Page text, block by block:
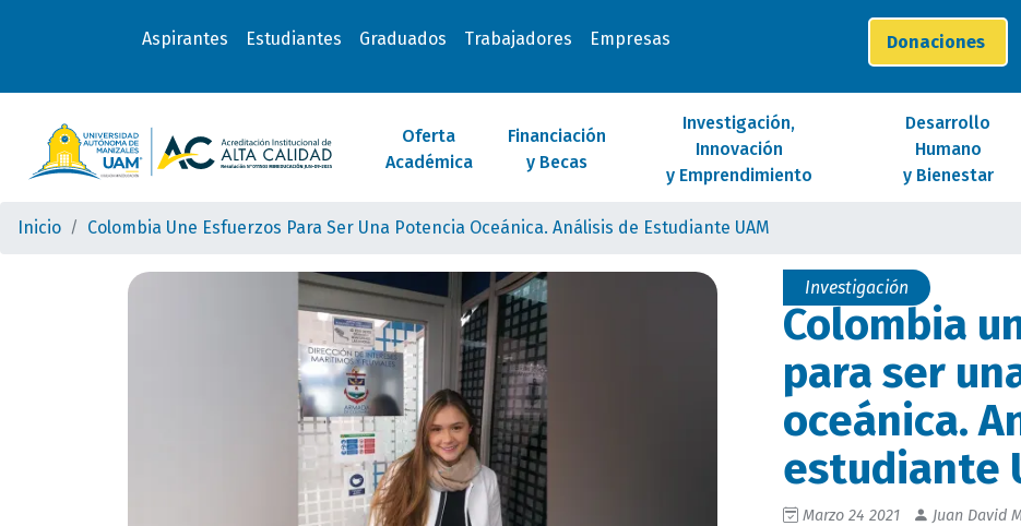
Aspirantes Estudiantes Graduados Trabajadores Empresas Donaciones
Oferta
Académica
Financiación
y Becas
Investigación,
Innovación
y Emprendimiento
Desarrollo
Humano
y Bienestar
Inicio Colombia Une Esfuerzos Para Ser Una Potencia Oceánica. Análisis de Estudiante UAM
Investigación
Colombia
para ser
oceánica.
estudiante
Marzo 24 2021
Juan David